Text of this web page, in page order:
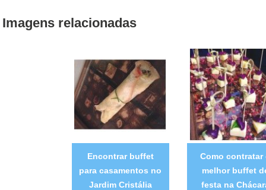
Imagens relacionadas
Encontrar buffet
para casamentos no
Jardim Cristália
Como contratar
melhor buffet
festa na